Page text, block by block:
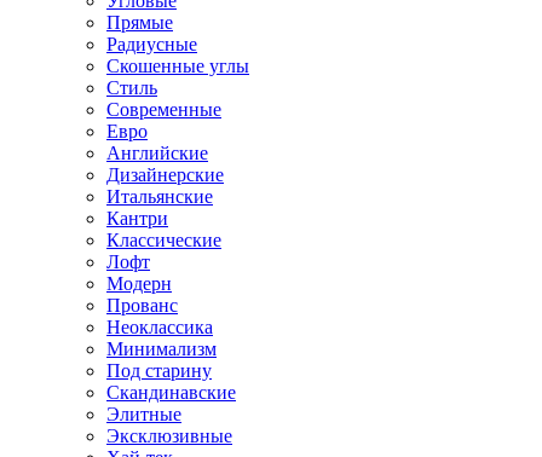
Прямые
Радиусные
Скошенные углы
Стиль
Современные
Евро
Английские
Дизайнерские
Итальянские
Кантри
Классические
Лофт
Модерн
Прованс
Неоклассика
Минимализм
Под старину
Скандинавские
Элитные
Эксклюзивные